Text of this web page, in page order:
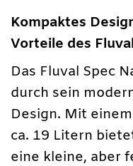
Kompaktes
Vorteile des
Das Fluval Spec
durch sein
Design. Mit
ca. 19 Litern
eine kleine, aber